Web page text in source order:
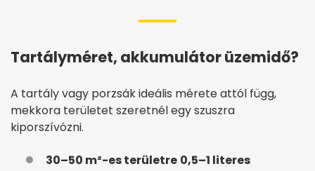
Tartályméret, akkumulátor üzemidő?
A tartály vagy porzsák ideális mérete attól függ,
mekkora területet szeretnél egy szuszra
kiporszívózni.
30–50 m²-es területre 0,5–1 literes